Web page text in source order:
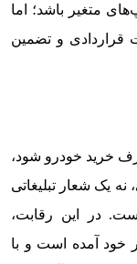
متغیر باشد؛ اما
قراردادی و تضمین
خرید خودرو شود،
یک شعار تبلیغاتی
در این رقابت،
خود آمده است و با